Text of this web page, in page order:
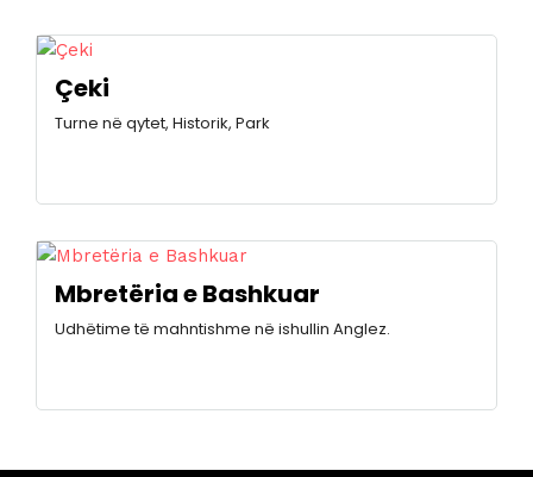
Çeki
Turne në qytet, Historik, Park
Mbretëria e Bashkuar
Udhëtime të mahntishme në ishullin Anglez.